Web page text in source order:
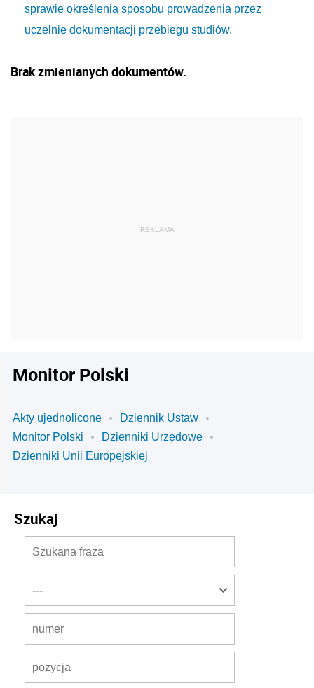
sprawie określenia sposobu prowadzenia przez
uczelnie dokumentacji przebiegu studiów.
Brak zmienianych dokumentów.
Monitor Polski
Akty ujednolicone
Dziennik Ustaw
Monitor Polski
Dzienniki Urzędowe
Dzienniki Unii Europejskiej
Szukaj